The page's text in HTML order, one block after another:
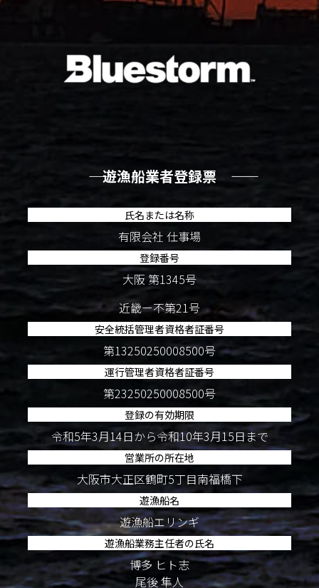
―― 遊漁船業者登録票 ――
氏名または名称
有限会社 仕事場
登録番号
大阪 第1345号
近畿ー不第21号
安全統括管理者資格者証番号
第13250250008500号
運行管理者資格者証番号
第23250250008500号
登録の有効期限
令和5年3月14日から令和10年3月15日まで
営業所の所在地
大阪市大正区鶴町5丁目南福橋下
遊漁船名
遊漁船エリンギ
遊漁船業務主任者の氏名
博多 ヒト志
尾後 隼人